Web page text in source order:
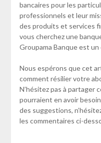
bancaires pour les
professionnels et leur
des produits et services
vous cherchez une
Groupama Banque est
Nous espérons que cet
comment résilier votre
N’hésitez pas à partager
pourraient en avoir
des suggestions,
les commentaires ci-